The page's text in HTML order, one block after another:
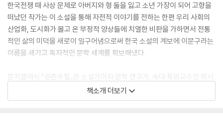
한국전쟁 때 사상 문제로 아버지와 형 둘을 잃고 소년 가장이 되어 고향을
떠났던 작가는 이 소설을 통해 자전적 이야기를 전하는 한편 우리 사회의
산업화, 도시화가 몰고 온 부정적 양상들에 치열한 비판을 가하면서 전통
적인 삶의 미덕을 새로이 일구어냄으로써 한국 소설의 계보에 이문구라는
이름을 새기고 독자적인 문학 세계를 확보해냈다.
문지클래식 『관촌수필』은 소설가이자 문학 연구가, 숙대 특임교수인 최시
한 선생이 지금까지 나온 판본들을 모두 대조하고 면밀한 사실 확인을 거
쳐 집대성한 ‘정본(定本)’이다. 책 말미에 수록된 해설과 「관촌수필의 정본
책소개 더보기